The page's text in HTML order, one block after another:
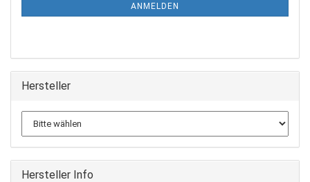
ANMELDEN
Hersteller
Hersteller Info